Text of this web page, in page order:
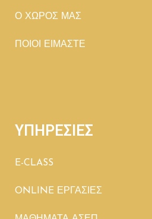
Ο ΧΩΡΟΣ ΜΑΣ
ΠΟΙΟΙ ΕΙΜΑΣΤΕ
ΥΠΗΡΕΣΙΕΣ
E-CLASS
ONLINE ΕΡΓΑΣΙΕΣ